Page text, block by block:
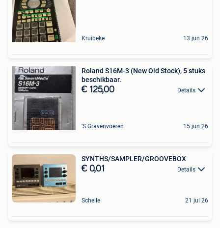
Kruibeke 13 jun 26
Roland S16M-3 (New Old Stock), 5 stuks
beschikbaar.
€ 125,00 Details
'S Gravenvoeren 15 jun 26
SYNTHS/SAMPLER/GROOVEBOX
€ 0,01 Details
Schelle 21 jul 26